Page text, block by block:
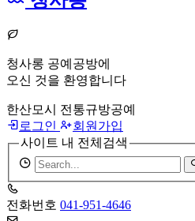
청사롱 공예공방에
오신 것을 환영합니다
한산모시 전통규방공예
로그인
회원가입
사이트 내 전체검색
검
색
필
전화번호 041-951-4646